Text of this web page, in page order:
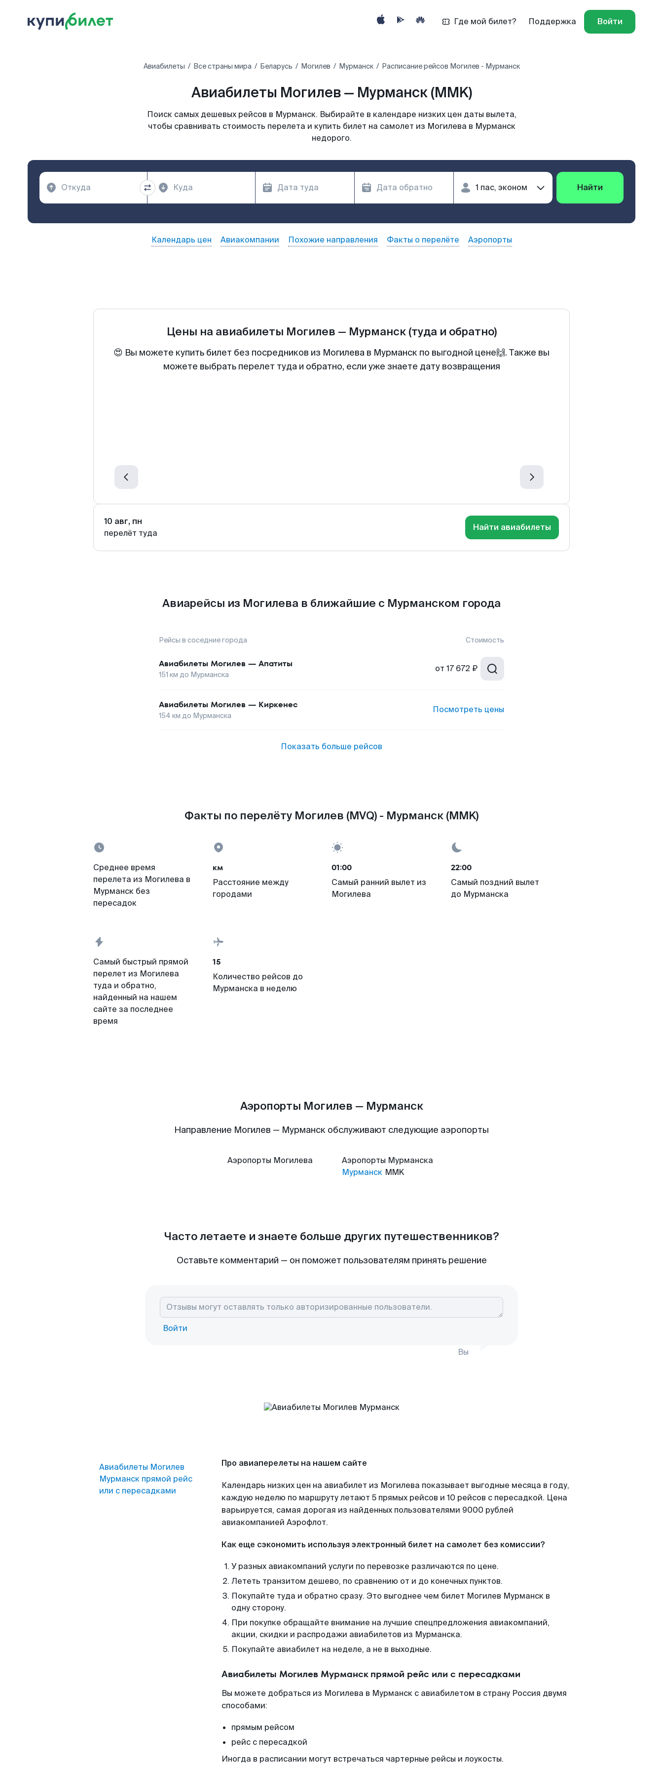
Где мой билет? Поддержка Войти
Авиабилеты Все страны мира Беларусь Могилев Мурманск Расписание рейсов Могилев - Мурманск
Авиабилеты Могилев — Мурманск (MMK)
Поиск самых дешевых рейсов в Мурманск. Выбирайте в календаре низких цен даты вылета,
чтобы сравнивать стоимость перелета и купить билет на самолет из Могилева в Мурманск
недорого.
Найти
Календарь цен Авиакомпании Похожие направления Факты о перелёте Аэропорты
Цены на авиабилеты Могилев — Мурманск (туда и обратно)
😍 Вы можете купить билет без посредников из Могилева в Мурманск по выгодной цене🙌. Также вы
можете выбрать перелет туда и обратно, если уже знаете дату возвращения
10 авг, пн
перелёт туда
Найти авиабилеты
Авиарейсы из Могилева в ближайшие с Мурманском города
Рейсы в соседние города Стоимость
Авиабилеты Могилев — Апатиты
151 км до Мурманска
от 17 672 ₽
Авиабилеты Могилев — Киркенес
154 км до Мурманска
Посмотреть цены
Показать больше рейсов
Факты по перелёту Могилев (MVQ) - Мурманск (MMK)
Среднее время
перелета из Могилева в
Мурманск без
пересадок
км
Расстояние между
городами
01:00
Самый ранний вылет из
Могилева
22:00
Самый поздний вылет
до Мурманска
Самый быстрый прямой
перелет из Могилева
туда и обратно,
найденный на нашем
сайте за последнее
время
15
Количество рейсов до
Мурманска в неделю
Аэропорты Могилев — Мурманск
Направление Могилев — Мурманск обслуживают следующие аэропорты
Аэропорты Могилева Аэропорты Мурманска
Мурманск MMK
Часто летаете и знаете больше других путешественников?
Оставьте комментарий — он поможет пользователям принять решение
Войти
Вы
Авиабилеты Могилев
Мурманск прямой рейс
или с пересадками
Про авиаперелеты на нашем сайте
Календарь низких цен на авиабилет из Могилева показывает выгодные месяца в году,
каждую неделю по маршруту летают 5 прямых рейсов и 10 рейсов с пересадкой. Цена
варьируется, самая дорогая из найденных пользователями 9000 рублей
авиакомпанией Аэрофлот.
Как еще сэкономить используя электронный билет на самолет без комиссии?
У разных авиакомпаний услуги по перевозке различаются по цене.
Лететь транзитом дешево, по сравнению от и до конечных пунктов.
Покупайте туда и обратно сразу. Это выгоднее чем билет Могилев Мурманск в
одну сторону.
При покупке обращайте внимание на лучшие спецпредложения авиакомпаний,
акции, скидки и распродажи авиабилетов из Мурманска.
Покупайте авиабилет на неделе, а не в выходные.
Авиабилеты Могилев Мурманск прямой рейс или с пересадками
Вы можете добраться из Могилева в Мурманск с авиабилетом в страну Россия двумя
способами:
прямым рейсом
рейс с пересадкой
Иногда в расписании могут встречаться чартерные рейсы и лоукосты.